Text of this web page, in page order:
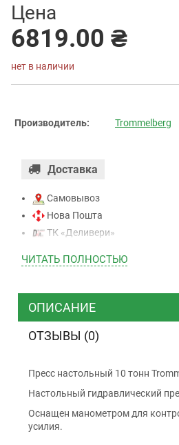
Цена
6819.00 ₴
нет в наличии
Производитель: Trommelberg
Доставка
Самовывоз
Нова Пошта
ТК «Деливери»
ТК “Justin”
ТК ”УкрПочта”
Наличными
Наложенный платеж (при
Оплата картой Visa,
Приватбанк
ЧИТАТЬ ПОЛНОСТЬЮ
ОПИСАНИЕ
ОТЗЫВЫ (0)
Пресс настольный 10 тонн
Настольный гидравлический
Оснащен манометром для
усилия.